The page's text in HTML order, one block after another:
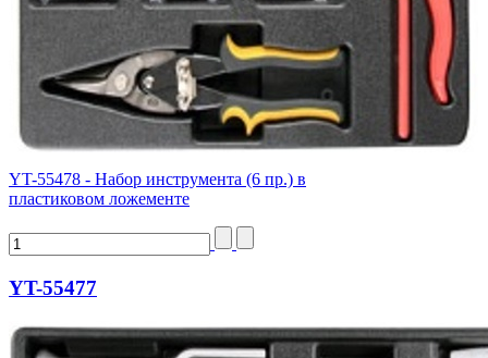
YT-55478 - Набор инструмента (6 пр.) в
пластиковом ложементе
YT-55477